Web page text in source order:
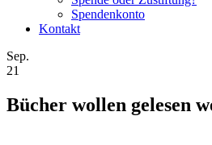
Spendenkonto
Kontakt
Sep.
21
Bücher wollen gelesen